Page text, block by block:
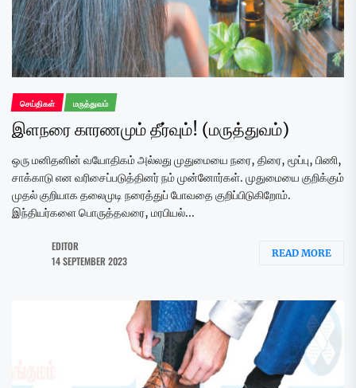
செய்திகள் மருத்துவம்
இளநரை காரணமும் தீர்வும்! (மருத்துவம்)
ஒரு மனிதனின் வயோதிகம் அல்லது முதுமையை நரை, திரை, மூப்பு, பிணி,
சாக்காடு என வரிசைப்படுத்தினர் நம் முன்னோர்கள். முதுமையை குறிக்கும்
முதல் குறியாக தலைமுடி நரைத்துப் போவதை குறிப்பிடுகிறோம்.
இந்தியர்களை பொருத்தவரை, மரபியல்...
EDITOR
14 SEPTEMBER 2023
READ MORE